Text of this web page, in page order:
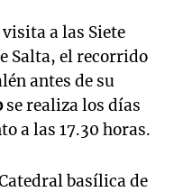
a las Siete
Salta, el recorrido
antes de su
se realiza los días
a las 17.30 horas.
basílica de